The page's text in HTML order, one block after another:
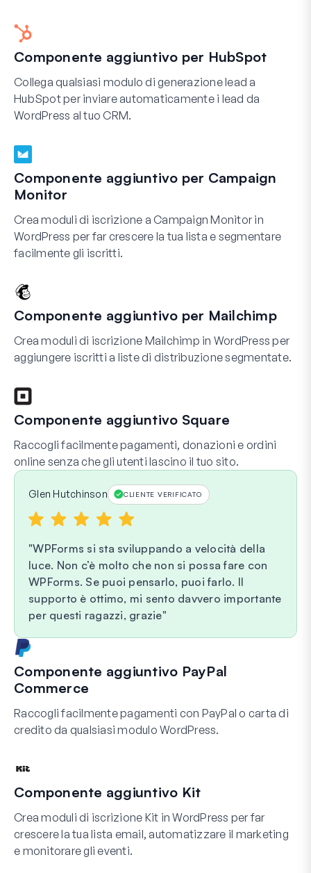
Componente aggiuntivo per HubSpot
Collega qualsiasi modulo di generazione lead a
HubSpot per inviare automaticamente i lead da
WordPress al tuo CRM.
Componente aggiuntivo per Campaign
Monitor
Crea moduli di iscrizione a Campaign Monitor in
WordPress per far crescere la tua lista e segmentare
facilmente gli iscritti.
Componente aggiuntivo per Mailchimp
Crea moduli di iscrizione Mailchimp in WordPress per
aggiungere iscritti a liste di distribuzione segmentate.
Componente aggiuntivo Square
Raccogli facilmente pagamenti, donazioni e ordini
online senza che gli utenti lascino il tuo sito.
Glen Hutchinson CLIENTE VERIFICATO
WPForms si sta sviluppando a velocità della
luce. Non c’è molto che non si possa fare con
WPForms. Se puoi pensarlo, puoi farlo. Il
supporto è ottimo, mi sento davvero importante
per questi ragazzi, grazie
Componente aggiuntivo PayPal
Commerce
Raccogli facilmente pagamenti con PayPal o carta di
credito da qualsiasi modulo WordPress.
Componente aggiuntivo Kit
Crea moduli di iscrizione Kit in WordPress per far
crescere la tua lista email, automatizzare il marketing
e monitorare gli eventi.